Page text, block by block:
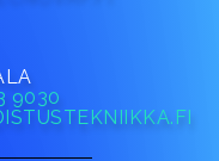
9030